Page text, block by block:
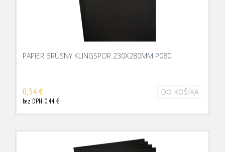
PAPIER BRÚSNY KLINGSPOR 230X280MM P080
0,54 €
bez DPH: 0,44 €
DO KOŠÍKA